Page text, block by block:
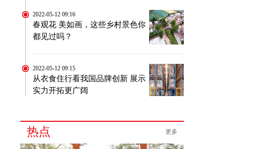
2022-05-12 09:16
春观花 美如画，这些乡村景色你
都见过吗？
2022-05-12 09:15
从衣食住行看我国品牌创新 展示
实力开拓更广阔
更多
热点